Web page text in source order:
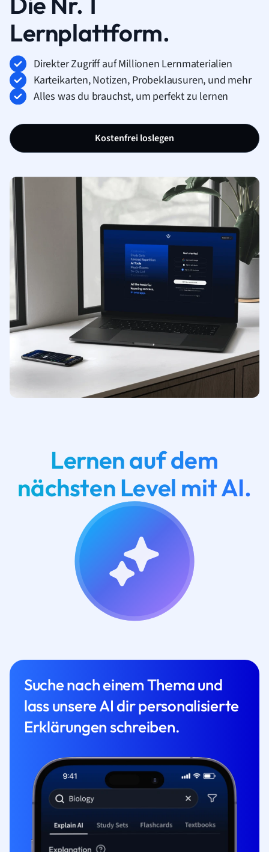
Lernplattform.
Direkter Zugriff auf Millionen Lernmaterialien
Karteikarten, Notizen, Probeklausuren, und mehr
Alles was du brauchst, um perfekt zu lernen
Kostenfrei loslegen
Lernen auf dem
nächsten Level mit AI.
Suche nach einem Thema und
lass unsere AI dir personalisierte
Erklärungen schreiben.